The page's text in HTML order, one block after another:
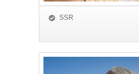
SSR